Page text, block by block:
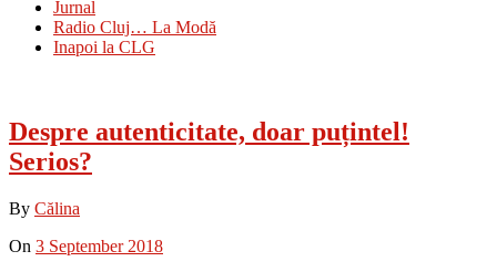
Jurnal
Radio Cluj… La Modă
Inapoi la CLG
Despre autenticitate, doar puțintel!
Serios?
By Călina
On 3 September 2018